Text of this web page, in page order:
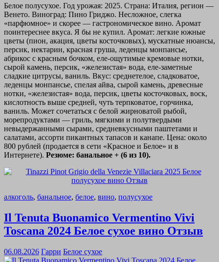
Белое полусухое. Год урожая: 2025. Страна: Италия, регион —
Венето. Виноград: Пино Гриджо. Несложное, слегка
«парфюмное» и скорее — гастрономическое вино. Аромат
поинтереснее вкуса. Я бы не купил. Аромат: легкие южные
цветы (пион, акация, цветы косточковых), мускатные нюансы,
персик, нектарин, красная груша, леденцы монпансье,
абрикос с красным бочком, еле-ощутимые кремовые нотки,
сырой камень, персик, «железистая» вода, еле-заметные
сладкие цитрусы, ваниль. Вкус: среднетелое, сладковатое,
леденцы монпансье, спелая айва, сырой камень, древесные
нотки, «железистая» вода, персик, цветы косточковых, воск,
кислотность выше средней, чуть терпковатое, горчинка,
ваниль. Может сочетаться с белой жирноватой рыбой,
морепродуктами — гриль, мягкими и полутвердыми
невыдержанными сырами, средневкусными паштетами и
салатами, ассорти пикантных тапасов и канапе. Цена: около
800 рублей (продается в сети «Красное и Белое» и в
Интернете). Резюме: банальное + (6 из 10).
алкоголь, банальное, белое, вино, полусухое
Il Tenuta Buonamico Vermentino Vivi
Toscana 2024 Белое сухое вино Отзыв
06.08.2026 Гарри Белое сухое